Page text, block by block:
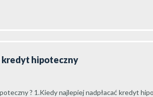
kredyt hipoteczny
? 1.Kiedy najlepiej nadpłacać kredyt